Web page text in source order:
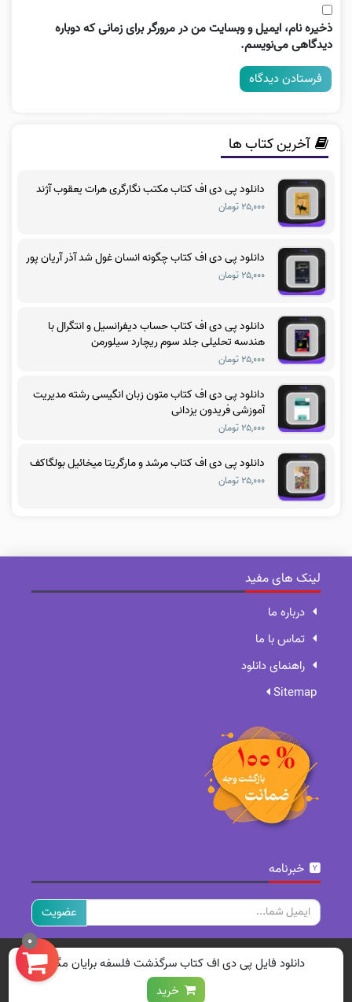
ذخیره نام، ایمیل و وبسایت من در مرورگر برای زمانی که دوباره
دیدگاهی می‌نویسم.
آخرین کتاب ها
دانلود پی دی اف کتاب مکتب نگارگری هرات یعقوب آژند
۲۵,۰۰۰ تومان
دانلود پی دی اف کتاب چگونه انسان غول شد آذر آریان پور
۲۵,۰۰۰ تومان
دانلود پی دی اف کتاب حساب دیفرانسیل و انتگرال با
هندسه تحلیلی جلد سوم ریچارد سیلورمن
۲۵,۰۰۰ تومان
دانلود پی دی اف کتاب متون زبان انگیسی رشته مدیریت
آموزشی فریدون یزدانی
۲۵,۰۰۰ تومان
دانلود پی دی اف کتاب مرشد و مارگریتا میخائیل بولگاکف
۲۵,۰۰۰ تومان
لینک های مفید
درباره ما
تماس با ما
راهنمای دانلود
Sitemap
خبرنامه
ایمیل
تمامی حقوق برای سایت ما محفوظ است.
0
دانلود فایل پی دی اف کتاب سرگذشت فلسفه برایان مگی
خرید